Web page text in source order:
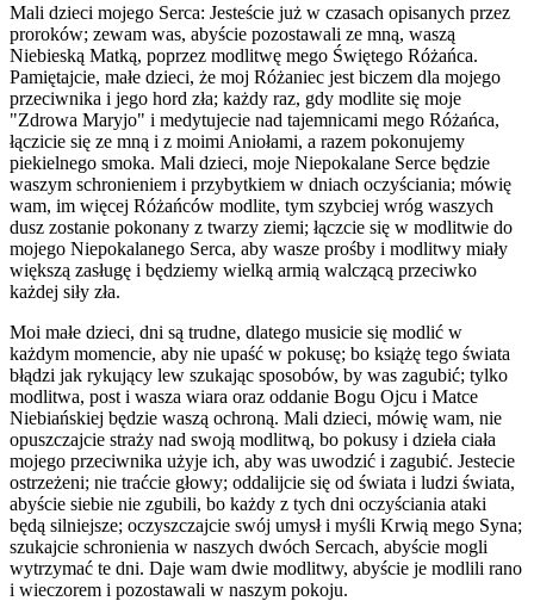
Mali dzieci mojego Serca: Jesteście już w czasach opisanych przez
proroków; zewam was, abyście pozostawali ze mną, waszą
Niebieską Matką, poprzez modlitwę mego Świętego Różańca.
Pamiętajcie, małe dzieci, że moj Różaniec jest biczem dla mojego
przeciwnika i jego hord zła; każdy raz, gdy modlite się moje
"Zdrowa Maryjo" i medytujecie nad tajemnicami mego Różańca,
łączicie się ze mną i z moimi Aniołami, a razem pokonujemy
piekielnego smoka. Mali dzieci, moje Niepokalane Serce będzie
waszym schronieniem i przybytkiem w dniach oczyściania; mówię
wam, im więcej Różańców modlite, tym szybciej wróg waszych
dusz zostanie pokonany z twarzy ziemi; łączcie się w modlitwie do
mojego Niepokalanego Serca, aby wasze prośby i modlitwy miały
większą zasługę i będziemy wielką armią walczącą przeciwko
każdej siły zła.
Moi małe dzieci, dni są trudne, dlatego musicie się modlić w
każdym momencie, aby nie upaść w pokusę; bo książę tego świata
błądzi jak rykujący lew szukając sposobów, by was zagubić; tylko
modlitwa, post i wasza wiara oraz oddanie Bogu Ojcu i Matce
Niebiańskiej będzie waszą ochroną. Mali dzieci, mówię wam, nie
opuszczajcie straży nad swoją modlitwą, bo pokusy i dzieła ciała
mojego przeciwnika użyje ich, aby was uwodzić i zagubić. Jestecie
ostrzeżeni; nie traćcie głowy; oddalijcie się od świata i ludzi świata,
abyście siebie nie zgubili, bo każdy z tych dni oczyściania ataki
będą silniejsze; oczyszczajcie swój umysł i myśli Krwią mego Syna;
szukajcie schronienia w naszych dwóch Sercach, abyście mogli
wytrzymać te dni. Daje wam dwie modlitwy, abyście je modlili rano
i wieczorem i pozostawali w naszym pokoju.